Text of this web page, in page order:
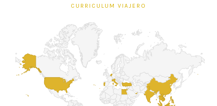
CURRICULUM VIAJERO